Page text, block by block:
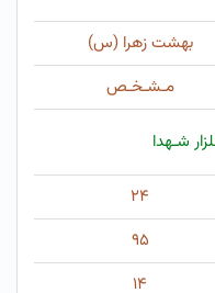
بهشت زهرا (س)
مـشـخـص
شـهدا
۲۴
۹۵
۱۴